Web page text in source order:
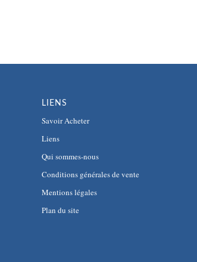
LIENS
Savoir Acheter
Liens
Qui sommes-nous
Conditions générales de vente
Mentions légales
Plan du site